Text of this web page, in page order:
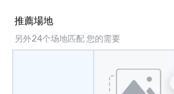
推薦場地
另外24个场地匹配 您的需要